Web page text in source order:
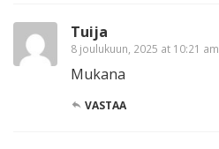
Tuija
8 joulukuun, 2025 at 10:21 am
Mukana
VASTAA